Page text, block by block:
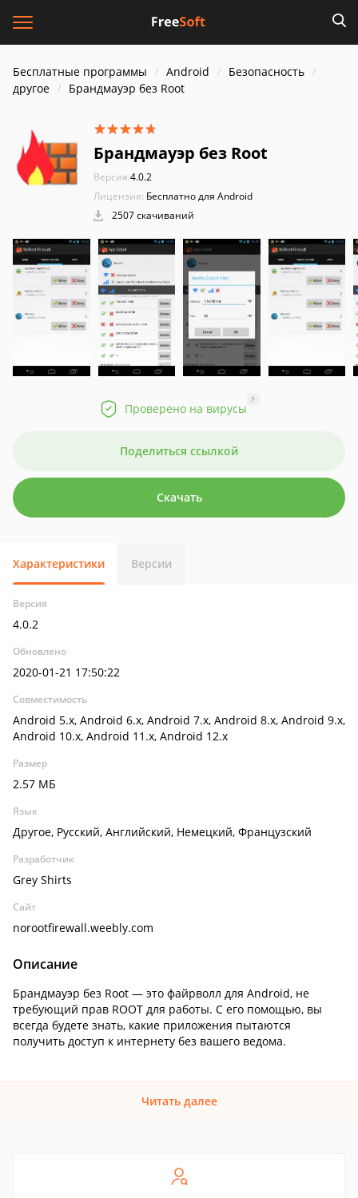
Бесплатные программы Android
Безопасность
другое
Брандмауэр без Root
Брандмауэр без Root
Версия:4.0.2
Лицензия: Бесплатно для Android
2507 скачиваний
Проверено на вирусы
?
Поделиться ссылкой
Скачать
Характеристики Версии
Версия
4.0.2
Обновлено
2020-01-21 17:50:22
Совместимость
Android 5.x, Android 6.x, Android 7.x, Android 8.x, Android 9.x,
Android 10.x, Android 11.x, Android 12.x
Размер
2.57 МБ
Язык
Другое, Русский, Английский, Немецкий, Французский
Разработчик
Grey Shirts
Сайт
norootfirewall.weebly.com
Описание
Брандмауэр без Root — это файрволл для Android, не
требующий прав ROOT для работы. С его помощью, вы
всегда будете знать, какие приложения пытаются
получить доступ к интернету без вашего ведома.
Читать далее